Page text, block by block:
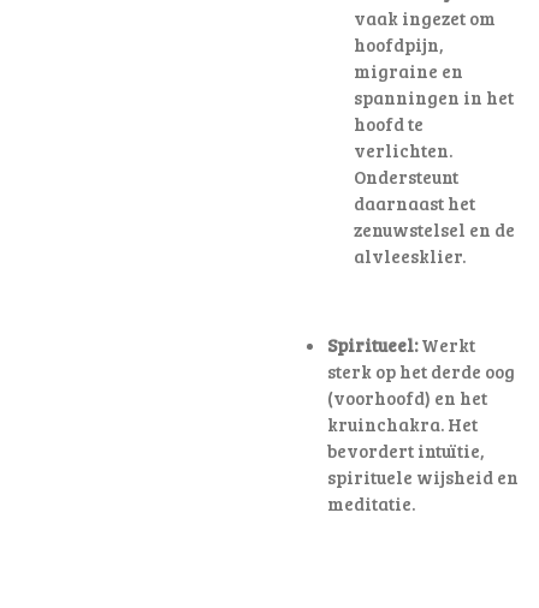
vaak ingezet om
hoofdpijn,
migraine en
spanningen in het
hoofd te
verlichten.
Ondersteunt
daarnaast het
zenuwstelsel en de
alvleesklier.
Spiritueel:Werkt
sterk op het derde oog
(voorhoofd) en het
kruinchakra. Het
bevordert intuïtie,
spirituele wijsheid en
meditatie.